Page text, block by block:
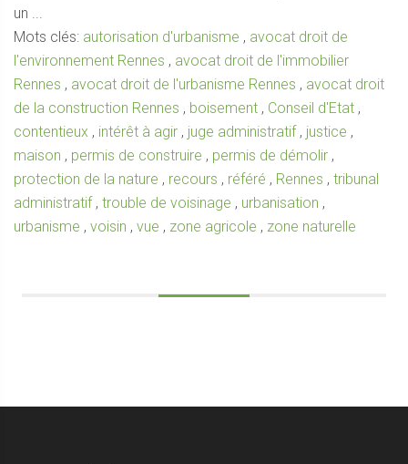
un ...
Mots clés: autorisation d'urbanisme , avocat droit de
l'environnement Rennes , avocat droit de l'immobilier
Rennes , avocat droit de l'urbanisme Rennes , avocat droit
de la construction Rennes , boisement , Conseil d'Etat ,
contentieux , intérêt à agir , juge administratif , justice ,
maison , permis de construire , permis de démolir ,
protection de la nature , recours , référé , Rennes , tribunal
administratif , trouble de voisinage , urbanisation ,
urbanisme , voisin , vue , zone agricole , zone naturelle